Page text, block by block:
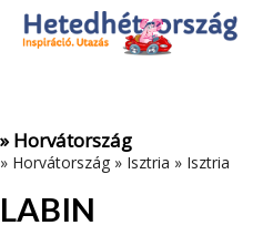
Az oldal sütiket (cookies) használ.
Adatvédelmi tájékoztató
» Horvátország
» Horvátország » Isztria » Isztria
LABIN